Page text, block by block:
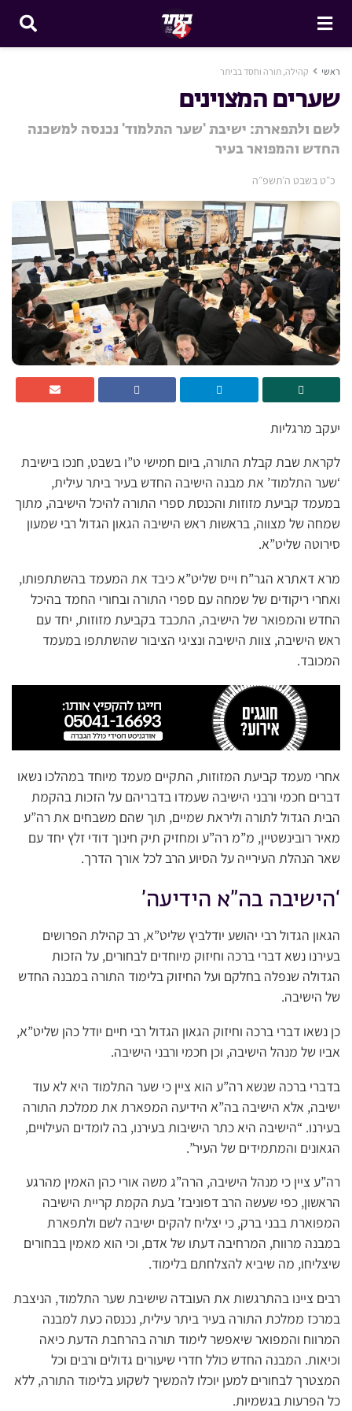
ראשי קהילה, תורה וחסד בביתר
שערים המצוינים
לשם ולתפארת: ישיבת 'שער התלמוד' נכנסה למשכנה
החדש והמפואר בעיר
כ״ט בשבט ה׳תשפ״ה
יעקב מרגליות
לקראת שבת קבלת התורה, ביום חמישי ט”ו בשבט, חנכו בישיבת
‘שער התלמוד’ את מבנה הישיבה החדש בעיר ביתר עילית,
במעמד קביעת מזוזות והכנסת ספרי התורה להיכל הישיבה, מתוך
שמחה של מצווה, בראשות ראש הישיבה הגאון הגדול רבי שמעון
סירוטה שליט”א.
מרא דאתרא הגר”ח וייס שליט”א כיבד את המעמד בהשתתפותו,
ואחרי ריקודים של שמחה עם ספרי התורה ובחורי החמד בהיכל
החדש והמפואר של הישיבה, התכבד בקביעת מזוזות, יחד עם
ראש הישיבה, צוות הישיבה ונציגי הציבור שהשתתפו במעמד
המכובד.
אחרי מעמד קביעת המזוזות, התקיים מעמד מיוחד במהלכו נשאו
דברים חכמי ורבני הישיבה שעמדו בדבריהם על הזכות בהקמת
הבית הגדול לתורה וליראת שמיים, תוך שהם משבחים את רה”ע
מאיר רובינשטיין, מ”מ רה”ע ומחזיק תיק חינוך דודי זלץ יחד עם
שאר הנהלת העירייה על הסיוע הרב לכל אורך הדרך.
‘הישיבה בה”א הידיעה’
הגאון הגדול רבי יהושע יודלביץ שליט”א, רב קהילת הפרושים
בעירנו נשא דברי ברכה וחיזוק מיוחדים לבחורים, על הזכות
הגדולה שנפלה בחלקם ועל החיזוק בלימוד התורה במבנה החדש
של הישיבה.
כן נשאו דברי ברכה וחיזוק הגאון הגדול רבי חיים יודל כהן שליט”א,
אביו של מנהל הישיבה, וכן חכמי ורבני הישיבה.
בדברי ברכה שנשא רה”ע הוא ציין כי שער התלמוד היא לא עוד
ישיבה, אלא הישיבה בה”א הידיעה המפארת את ממלכת התורה
בעירנו. “הישיבה היא כתר הישיבות בעירנו, בה לומדים העילויים,
הגאונים והמתמידים של העיר”.
רה”ע ציין כי מנהל הישיבה, הרה”ג משה אורי כהן האמין מהרגע
הראשון, כפי שעשה הרב דפוניבז’ בעת הקמת קריית הישיבה
המפוארת בבני ברק, כי יצליח להקים ישיבה לשם ולתפארת
במבנה מרווח, המרחיבה דעתו של אדם, וכי הוא מאמין בבחורים
שיצליחו, מה שיביא להצלחתם בלימוד.
רבים ציינו בהתרגשות את העובדה שישיבת שער התלמוד, הניצבת
במרכז ממלכת התורה בעיר ביתר עילית, נכנסה כעת למבנה
המרווח והמפואר שיאפשר לימוד תורה בהרחבת הדעת כיאה
וכיאות. המבנה החדש כולל חדרי שיעורים גדולים ורבים וכל
המצטרך לבחורים למען יוכלו להמשיך לשקוע בלימוד התורה, ללא
כל הפרעות בגשמיות.